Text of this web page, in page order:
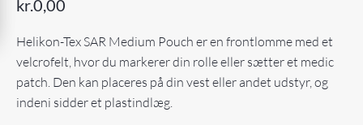
kr.0,00
Helikon-Tex SAR Medium Pouch er en frontlomme med et
velcrofelt, hvor du markerer din rolle eller sætter et medic
patch. Den kan placeres på din vest eller andet udstyr, og
indeni sidder et plastindlæg.